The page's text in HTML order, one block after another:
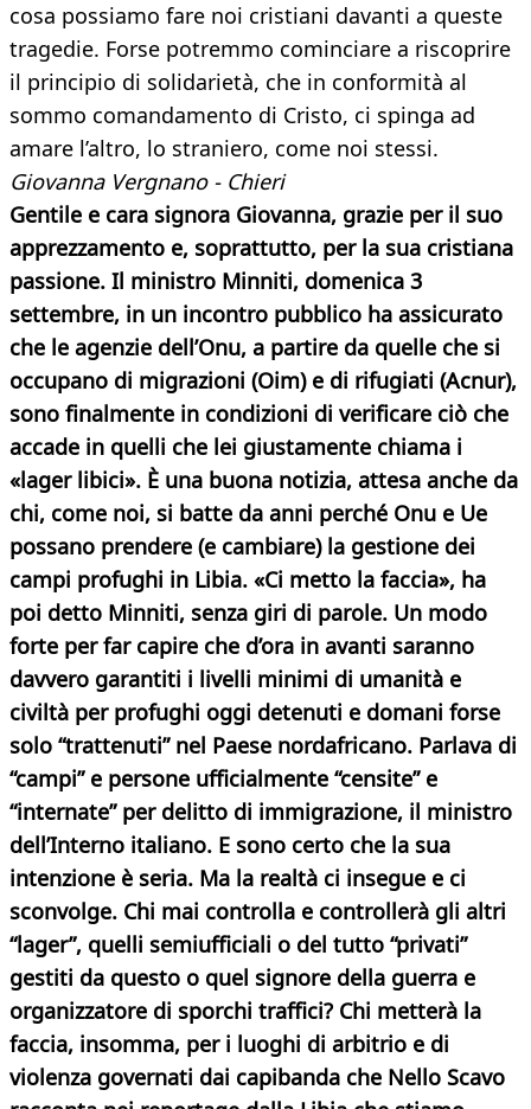
cosa possiamo fare noi cristiani davanti a queste
tragedie. Forse potremmo cominciare a riscoprire
il principio di solidarietà, che in conformità al
sommo comandamento di Cristo, ci spinga ad
amare l’altro, lo straniero, come noi stessi.
Giovanna Vergnano - Chieri
Gentile e cara signora Giovanna, grazie per il suo
apprezzamento e, soprattutto, per la sua cristiana
passione. Il ministro Minniti, domenica 3
settembre, in un incontro pubblico ha assicurato
che le agenzie dell’Onu, a partire da quelle che si
occupano di migrazioni (Oim) e di rifugiati (Acnur),
sono finalmente in condizioni di verificare ciò che
accade in quelli che lei giustamente chiama i
«lager libici». È una buona notizia, attesa anche da
chi, come noi, si batte da anni perché Onu e Ue
possano prendere (e cambiare) la gestione dei
campi profughi in Libia. «Ci metto la faccia», ha
poi detto Minniti, senza giri di parole. Un modo
forte per far capire che d’ora in avanti saranno
davvero garantiti i livelli minimi di umanità e
civiltà per profughi oggi detenuti e domani forse
solo “trattenuti” nel Paese nordafricano. Parlava di
“campi” e persone ufficialmente “censite” e
“internate” per delitto di immigrazione, il ministro
dell’Interno italiano. E sono certo che la sua
intenzione è seria. Ma la realtà ci insegue e ci
sconvolge. Chi mai controlla e controllerà gli altri
“lager”, quelli semiufficiali o del tutto “privati”
gestiti da questo o quel signore della guerra e
organizzatore di sporchi traffici? Chi metterà la
faccia, insomma, per i luoghi di arbitrio e di
violenza governati dai capibanda che Nello Scavo